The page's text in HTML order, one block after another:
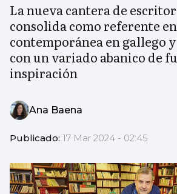
La nueva cantera de
consolida como referente
contemporánea en gallego
con un variado abanico de
inspiración
Ana Baena
Publicado: 17 Mar 2024 - 02:45